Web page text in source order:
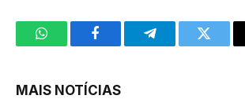
WhatsAppFacebookTelegramTwitter
MAIS NOTÍCIAS